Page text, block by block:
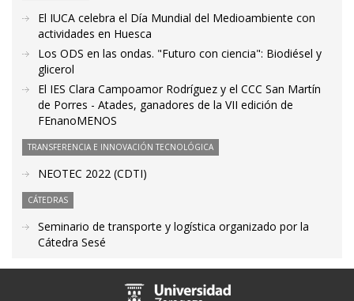
El IUCA celebra el Día Mundial del Medioambiente con
actividades en Huesca
Los ODS en las ondas. "Futuro con ciencia": Biodiésel y
glicerol
El IES Clara Campoamor Rodríguez y el CCC San Martín
de Porres - Atades, ganadores de la VII edición de
FEnanoMENOS
TRANSFERENCIA E INNOVACIÓN TECNOLÓGICA
NEOTEC 2022 (CDTI)
CÁTEDRAS
Seminario de transporte y logística organizado por la
Cátedra Sesé